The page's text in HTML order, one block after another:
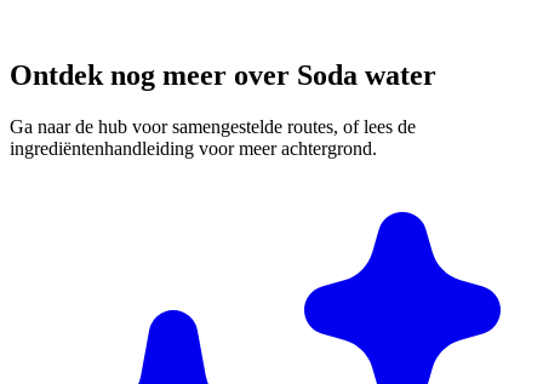
Ontdek nog meer over Soda water
Ga naar de hub voor samengestelde routes, of lees de
ingrediëntenhandleiding voor meer achtergrond.